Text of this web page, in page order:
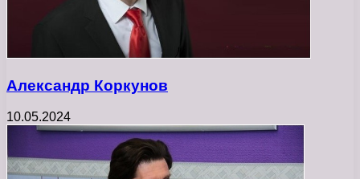
Александр Коркунов
10.05.2024